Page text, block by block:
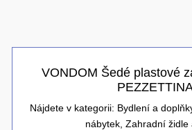
VONDOM Šedé plastové
Nájdete v kategorii: Bydlení a
nábytek, Zahradní židle